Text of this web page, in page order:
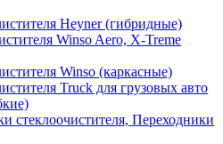
Heyner (гибридные)
Winso Aero, X-Treme
Winso (каркасные)
Truck для грузовых авто
стеклоочистителя, Переходники